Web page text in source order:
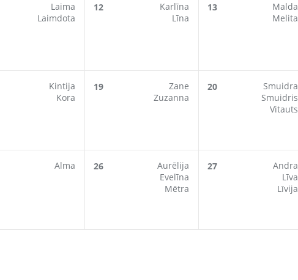
Laima
Laimdota
12
Karlīna
Līna
13
Malda
Melita
Kintija
Kora
19
Zane
Zuzanna
20
Smuidra
Smuidris
Vitauts
Alma 26
Aurēlija
Evelīna
Mētra
27
Andra
Līva
Līvija